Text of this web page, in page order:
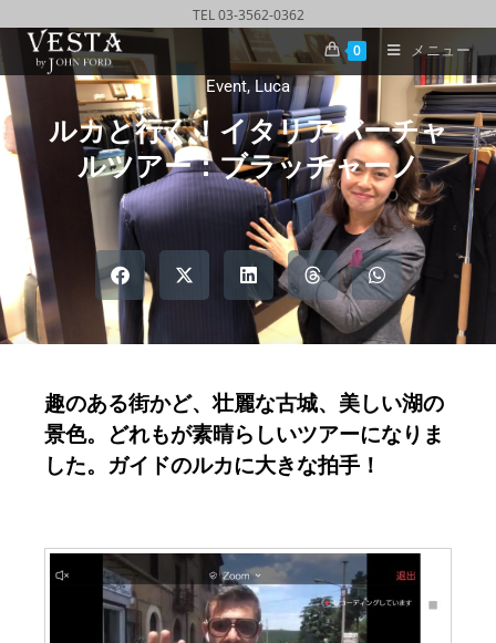
TEL 03-3562-0362
0
メニュー
Event, Luca
ルカと行く！イタリアバーチャ
ルツアー：ブラッチャーノ
趣のある街かど、壮麗な古城、美しい湖の
景色。どれもが素晴らしいツアーになりま
した。ガイドのルカに大きな拍手！